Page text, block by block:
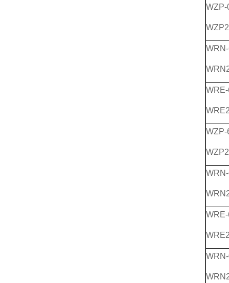
WZP-
WZP-